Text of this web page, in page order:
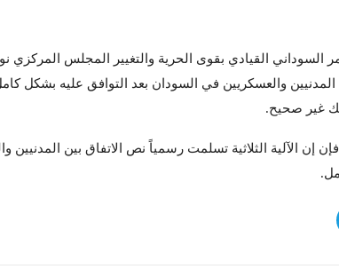
القيادي بقوى الحرية والتغيير المجلس المركزي
المدنيين والعسكريين في السودان بعد التوافق عليه بشكل
غير صحيح.
إن الآلية الثلاثية تسلمت رسمياً نص الاتفاق بين المدنيين